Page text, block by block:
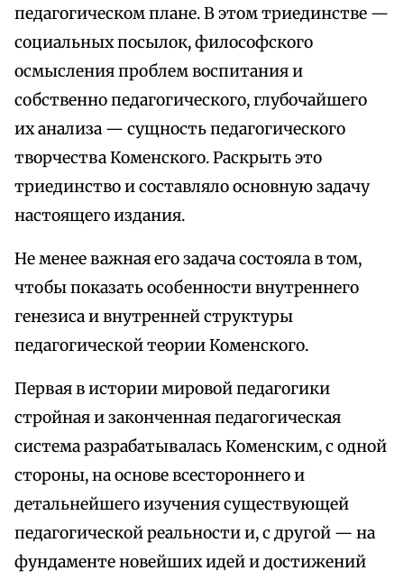
педагогическом плане. В этом триединстве —
социальных посылок, философского
осмысления проблем воспитания и
собственно педагогического, глубочайшего
их анализа — сущность педагогического
творчества Коменского. Раскрыть это
триединство и составляло основную задачу
настоящего издания.
Не менее важная его задача состояла в том,
чтобы показать особенности внутреннего
генезиса и внутренней структуры
педагогической теории Коменского.
Первая в истории мировой педагогики
стройная и законченная педагогическая
система разрабатывалась Коменским, с одной
стороны, на основе всестороннего и
детальнейшего изучения существующей
педагогической реальности и, с другой — на
фундаменте новейших идей и достижений